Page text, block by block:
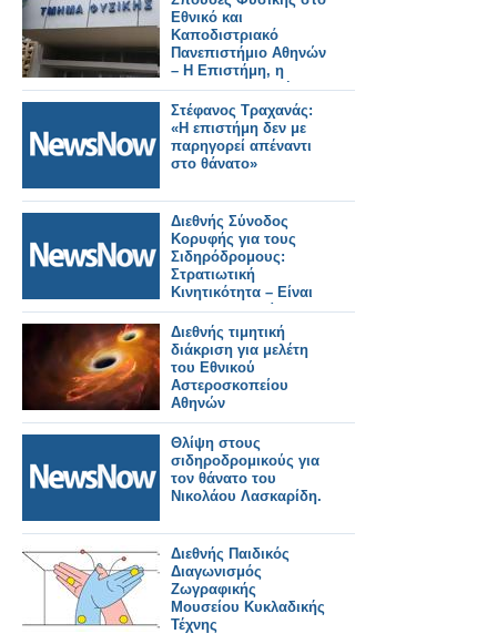
Εθνικό και
Καποδιστριακό
Πανεπιστήμιο Αθηνών
– Η Επιστήμη, η
Έρευνα, η Διεθνής
Αναγνώριση, οι
Επαγγελματικές
Προοπτικές
Στέφανος Τραχανάς:
«Η επιστήμη δεν με
παρηγορεί απέναντι
στο θάνατο»
Διεθνής Σύνοδος
Κορυφής για τους
Σιδηρόδρομους:
Στρατιωτική
Κινητικότητα – Είναι
οι Ευρωπαϊκοί
Σιδηρόδρομοι έτοιμοι;
Διεθνής τιμητική
διάκριση για μελέτη
του Εθνικού
Αστεροσκοπείου
Αθηνών
Θλίψη στους
σιδηροδρομικούς για
τον θάνατο του
Νικολάου Λασκαρίδη.
Διεθνής Παιδικός
Διαγωνισμός
Ζωγραφικής
Μουσείου Κυκλαδικής
Τέχνης